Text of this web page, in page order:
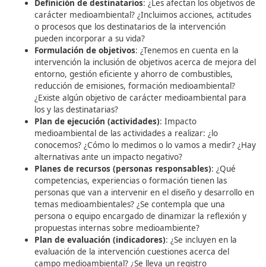
de movilidad a un solo colectivo?
Formulación de objetivos: ¿La intervención
objetivo directo afectar a la movilidad? ¿Tenemos
cuenta la inclusión de objetivos sobre movilidad,
de recorrido, coste del desplazamiento, etc.?
Plan de ejecución (actividades): ¿Alguna o
las actividades a desarrollar afecta a la movilidad
personas?
Planes de recursos (personas responsables)
contempla a una persona o equipo encargado de
dinamizar la reflexión y propuestas sobre
¿Tienen las personas responsables del diseño y
de la intervención conocimiento sobre la
movilidad?
Plan de evaluación (indicadores): ¿Se han
indicadores que se refieran a aspectos de
han contemplado los indicadores estratégicos
relacionados con movilidad?